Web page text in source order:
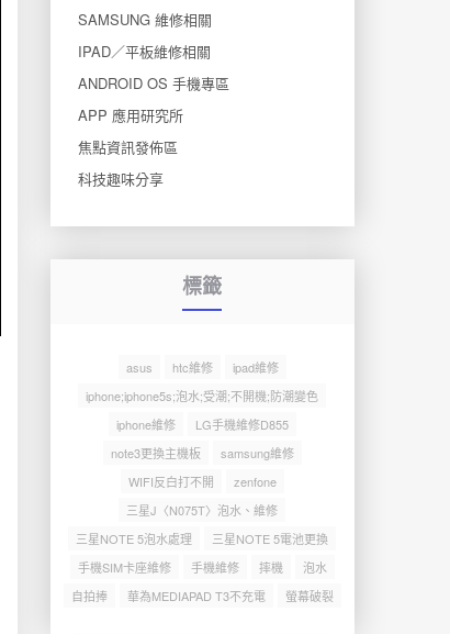
SAMSUNG 維修相關
IPAD／平板維修相關
ANDROID OS 手機專區
APP 應用研究所
焦點資訊發佈區
科技趣味分享
標籤
asus htc維修
ipad維修
iphone;iphone5s;泡水;受潮;不開機;防潮變色
iphone維修
LG手機維修D855
note3更換主機板
samsung維修
WIFI反白打不開
zenfone
三星J〈N075T〉泡水、維修
三星NOTE 5泡水處理
三星NOTE 5電池更換
手機SIM卡座維修
手機維修 摔機
泡水
自拍捧
華為MEDIAPAD T3不充電 螢幕破裂